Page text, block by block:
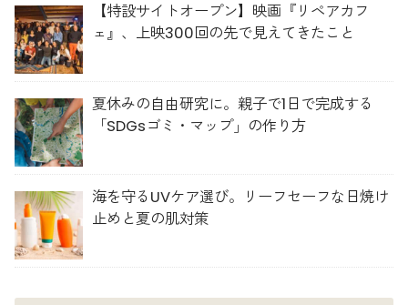
【特設サイトオープン】映画『リペアカフ
ェ』、上映300回の先で見えてきたこと
夏休みの自由研究に。親子で1日で完成する
「SDGsゴミ・マップ」の作り方
海を守るUVケア選び。リーフセーフな日焼け
止めと夏の肌対策